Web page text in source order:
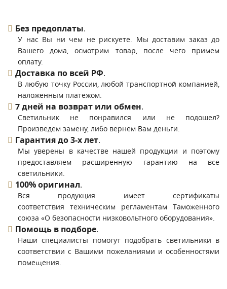
Без предоплаты.
У нас Вы ни чем не рискуете. Мы доставим заказ до
Вашего дома, осмотрим товар, после чего примем
оплату.
Доставка по всей РФ.
В любую точку России, любой транспортной компанией,
наложенным платежом.
7 дней на возврат или обмен.
Светильник не понравился или не подошел?
Произведем замену, либо вернем Вам деньги.
Гарантия до 3-х лет.
Мы уверены в качестве нашей продукции и поэтому
предоставляем расширенную гарантию на все
светильники.
100% оригинал.
Вся продукция имеет сертификаты
соответствия техническим регламентам Таможенного
союза «О безопасности низковольтного оборудования».
Помощь в подборе.
Наши специалисты помогут подобрать светильники в
соответствии с Вашими пожеланиями и особенностями
помещения.